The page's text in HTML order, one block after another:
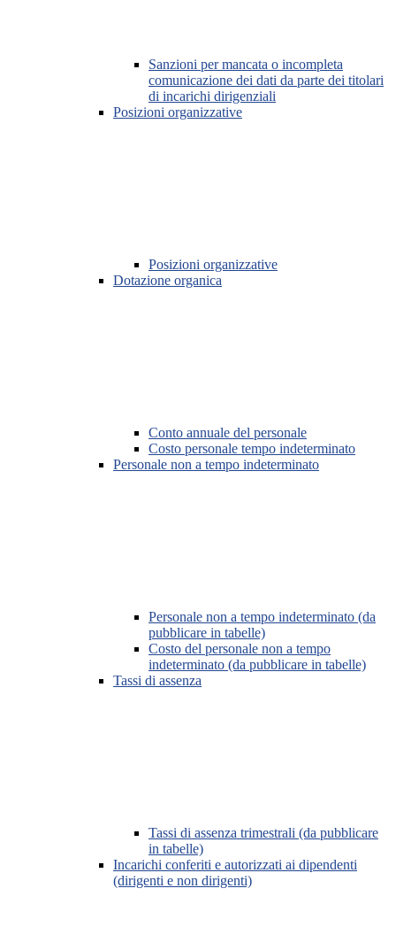
Sanzioni per mancata o incompleta
comunicazione dei dati da parte dei titolari
di incarichi dirigenziali
Posizioni organizzative
Posizioni organizzative
Dotazione organica
Conto annuale del personale
Costo personale tempo indeterminato
Personale non a tempo indeterminato
Personale non a tempo indeterminato (da
pubblicare in tabelle)
Costo del personale non a tempo
indeterminato (da pubblicare in tabelle)
Tassi di assenza
Tassi di assenza trimestrali (da pubblicare
in tabelle)
Incarichi conferiti e autorizzati ai dipendenti
(dirigenti e non dirigenti)